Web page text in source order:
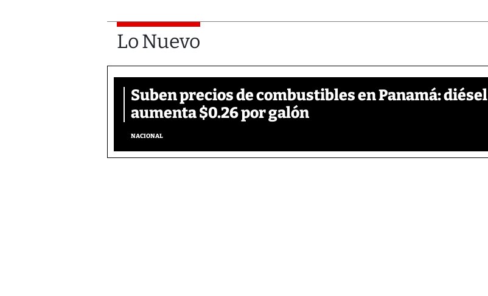
Lo Nuevo
Suben precios de combustibles en Panamá: diésel
aumenta $0.26 por galón
NACIONAL